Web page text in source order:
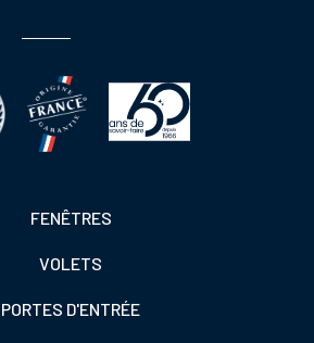
FENÊTRES
VOLETS
PORTES D'ENTRÉE